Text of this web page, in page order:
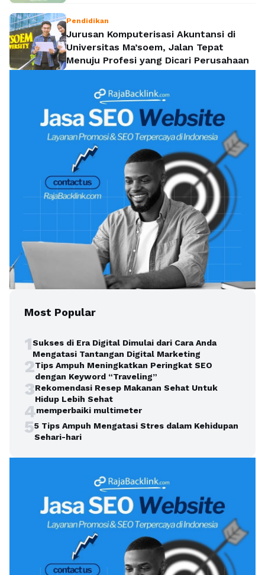
Pendidikan
Jurusan Komputerisasi Akuntansi di
Universitas Ma’soem, Jalan Tepat
Menuju Profesi yang Dicari Perusahaan
Most Popular
1Sukses di Era Digital Dimulai dari Cara Anda
Mengatasi Tantangan Digital Marketing
2Tips Ampuh Meningkatkan Peringkat SEO
dengan Keyword “Traveling”
3Rekomendasi Resep Makanan Sehat Untuk
Hidup Lebih Sehat
4memperbaiki multimeter
55 Tips Ampuh Mengatasi Stres dalam Kehidupan
Sehari-hari